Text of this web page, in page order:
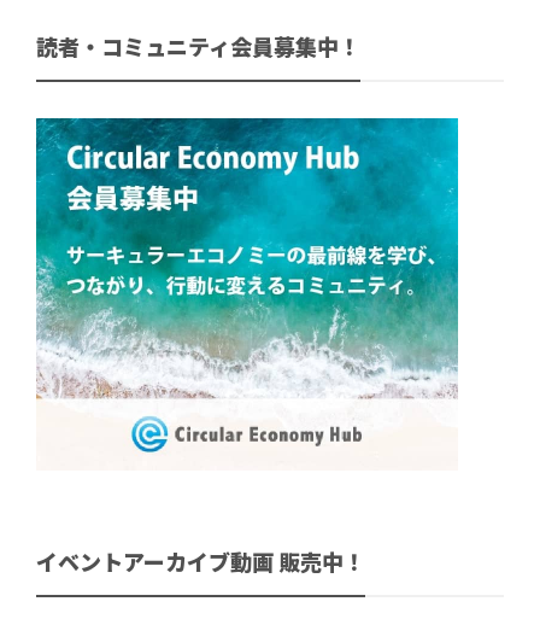
読者・コミュニティ会員募集中！
イベントアーカイブ動画 販売中！